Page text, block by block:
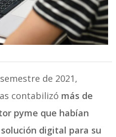
de 2021,
contabilizó más de
pyme que habían
digital para su